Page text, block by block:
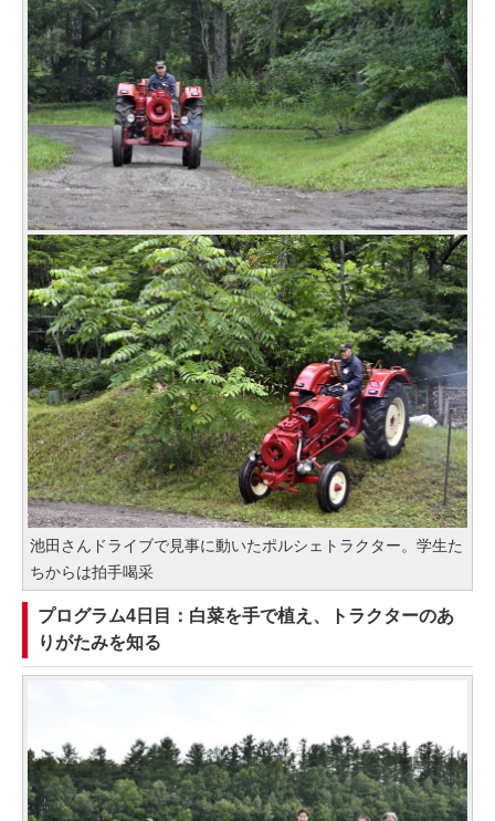
池田さんドライブで見事に動いたポルシェトラクター。学生た
ちからは拍手喝采
プログラム4日目：白菜を手で植え、トラクターのあ
りがたみを知る